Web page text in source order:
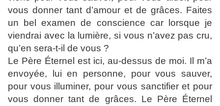
vous donner tant d’amour et de grâces. Faites
un bel examen de conscience car lorsque je
viendrai avec la lumière, si vous n’avez pas cru,
qu’en sera-t-il de vous ?
Le Père Éternel est ici, au-dessus de moi. Il m’a
envoyée, lui en personne, pour vous sauver,
pour vous illuminer, pour vous sanctifier et pour
vous donner tant de grâces. Le Père Éternel